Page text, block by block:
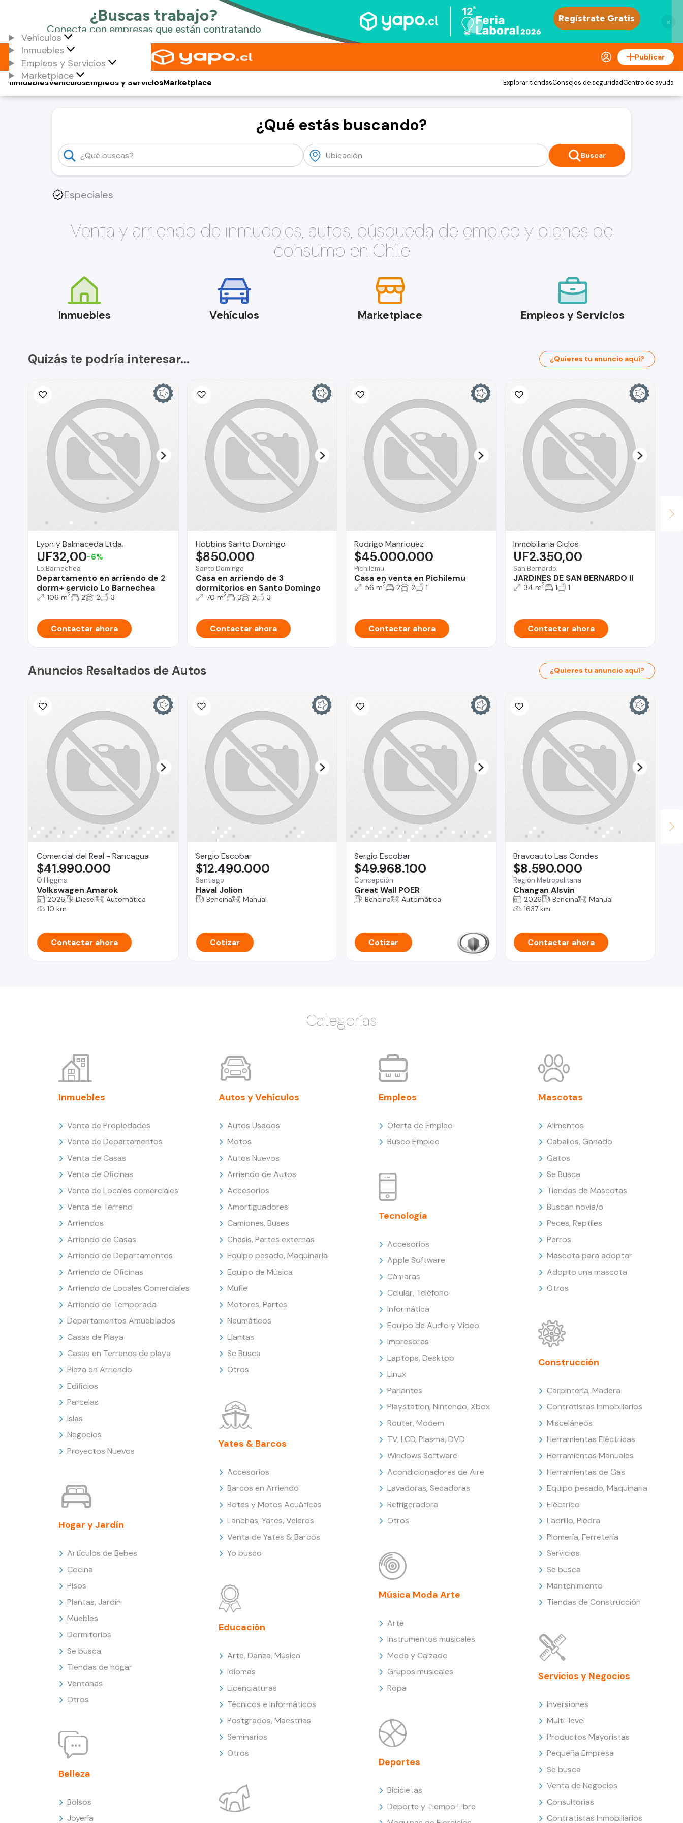
×
Vehículos
Inmuebles
Empleos y Servicios
Marketplace
Publicar
Vehículos
Inmuebles Empleos y ServiciosMarketplace Explorar tiendasConsejos de seguridadCentro de ayuda
¿Qué estás buscando?
Buscar
Especiales
Venta y arriendo de inmuebles, autos, búsqueda de empleo y bienes de
consumo en Chile
Inmuebles Vehículos Marketplace Empleos y Servicios
Quizás te podría interesar... ¿Quieres tu anuncio aquí?
Lyon y Balmaceda Ltda.
Lo Barnechea
Departamento en arriendo de 2
dorm+ servicio Lo Barnechea
UF32,00-6%
106 m2 2 2 3
Contactar ahora
Hobbins Santo Domingo
Santo Domingo
Casa en arriendo de 3
dormitorios en Santo Domingo
$850.000
70 m2 3 2 3
Contactar ahora
Rodrigo Manriquez
Pichilemu
Casa en venta en Pichilemu
$45.000.000
56 m2 2 2 1
Contactar ahora
Inmobiliaria Ciclos
San Bernardo
JARDINES DE SAN BERNARDO II
UF2.350,00
34 m2 1 1
Contactar ahora
Anuncios Resaltados de Autos ¿Quieres tu anuncio aquí?
Comercial del Real - Rancagua
O'Higgins
Volkswagen Amarok
$41.990.000
2026 Diesel
Automática
10 km
Contactar ahora
Sergio Escobar
Santiago
Haval Jolion
$12.490.000
Bencina Manual
Cotizar
Sergio Escobar
Concepción
Great Wall POER
$49.968.100
Bencina Automática
Cotizar
Bravoauto Las Condes
Región Metropolitana
Changan Alsvin
$8.590.000
2026 Bencina
Manual
1637 km
Contactar ahora
Categorías
Inmuebles
Venta de Propiedades
Venta de Departamentos
Venta de Casas
Venta de Oficinas
Venta de Locales comerciales
Venta de Terreno
Arriendos
Arriendo de Casas
Arriendo de Departamentos
Arriendo de Oficinas
Arriendo de Locales Comerciales
Arriendo de Temporada
Departamentos Amueblados
Casas de Playa
Casas en Terrenos de playa
Pieza en Arriendo
Edificios
Parcelas
Islas
Negocios
Proyectos Nuevos
Hogar y Jardín
Artículos de Bebes
Cocina
Pisos
Plantas, Jardín
Muebles
Dormitorios
Se busca
Tiendas de hogar
Ventanas
Otros
Belleza
Bolsos
Joyería
Autos y Vehículos
Autos Usados
Motos
Autos Nuevos
Arriendo de Autos
Accesorios
Amortiguadores
Camiones, Buses
Chasis, Partes externas
Equipo pesado, Maquinaria
Equipo de Música
Mufle
Motores, Partes
Neumáticos
Llantas
Se Busca
Otros
Yates & Barcos
Accesorios
Barcos en Arriendo
Botes y Motos Acuáticas
Lanchas, Yates, Veleros
Venta de Yates & Barcos
Yo busco
Educación
Arte, Danza, Música
Idiomas
Licenciaturas
Técnicos e Informáticos
Postgrados, Maestrías
Seminarios
Otros
Empleos
Oferta de Empleo
Busco Empleo
Tecnología
Accesorios
Apple Software
Cámaras
Celular, Teléfono
Informática
Equipo de Audio y Video
Impresoras
Laptops, Desktop
Linux
Parlantes
Playstation, Nintendo, Xbox
Router, Modem
TV, LCD, Plasma, DVD
Windows Software
Acondicionadores de Aire
Lavadoras, Secadoras
Refrigeradora
Otros
Música Moda Arte
Arte
Instrumentos musicales
Moda y Calzado
Grupos musicales
Ropa
Deportes
Bicicletas
Deporte y Tiempo Libre
Mascotas
Alimentos
Caballos, Ganado
Gatos
Se Busca
Tiendas de Mascotas
Buscan novia/o
Peces, Reptiles
Perros
Mascota para adoptar
Adopto una mascota
Otros
Construcción
Carpintería, Madera
Contratistas Inmobiliarios
Misceláneos
Herramientas Eléctricas
Herramientas Manuales
Herramientas de Gas
Equipo pesado, Maquinaria
Eléctrico
Ladrillo, Piedra
Plomería, Ferretería
Servicios
Se busca
Mantenimiento
Tiendas de Construcción
Servicios y Negocios
Inversiones
Multi-level
Productos Mayoristas
Pequeña Empresa
Se busca
Venta de Negocios
Consultorías
Contratistas Inmobiliarios